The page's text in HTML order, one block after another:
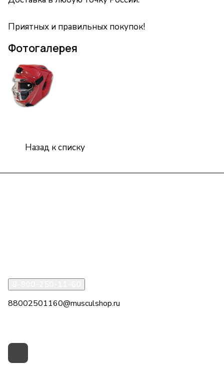
Приятных и правильных покупок!
Фотогалерея
Назад к списку
88002501160@musculshop.ru